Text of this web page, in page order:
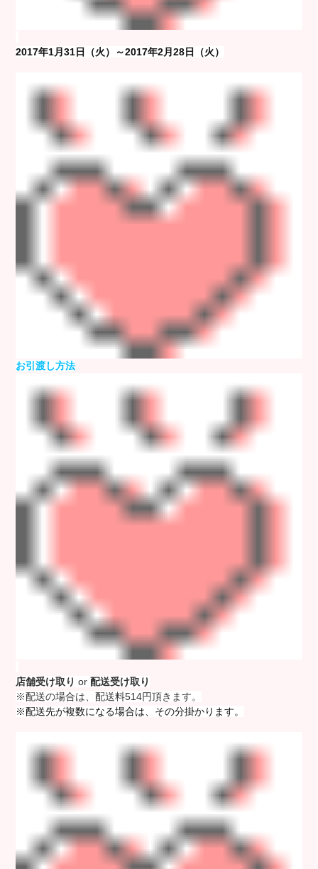
2017年1月31日（火）～2017年2月28日（火）
お引渡し方法
店舗受け取り or配送受け取り
※配送の場合は、配送料514円頂きます。
※配送先が複数になる場合は、その分掛かります。